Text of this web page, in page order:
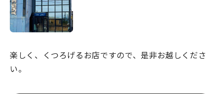
滑川ってどんなところ？
写真で見るなめりかわ
滑川とホタルイカ
なめりかわ"達人"名鑑
楽しく、くつろげるお店ですので、是非お越しくださ
い。